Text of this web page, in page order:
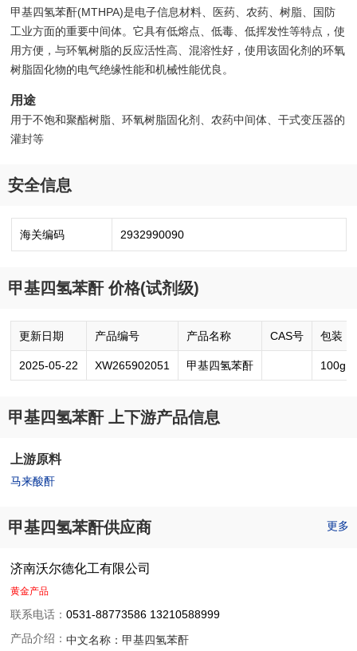
甲基四氢苯酐(MTHPA)是电子信息材料、医药、农药、树脂、国防
工业方面的重要中间体。它具有低熔点、低毒、低挥发性等特点，使
用方便，与环氧树脂的反应活性高、混溶性好，使用该固化剂的环氧
树脂固化物的电气绝缘性能和机械性能优良。
用途
用于不饱和聚酯树脂、环氧树脂固化剂、农药中间体、干式变压器的
灌封等
安全信息
海关编码 2932990090
甲基四氢苯酐 价格(试剂级)
更新日期 产品编号 产品名称 CAS号 包装
2025-05-22 XW265902051 甲基四氢苯酐 100g
甲基四氢苯酐 上下游产品信息
上游原料
马来酸酐
甲基四氢苯酐供应商 更多
济南沃尔德化工有限公司
黄金产品
联系电话：0531-88773586 13210588999
产品介绍：中文名称： 甲基四氢苯酐